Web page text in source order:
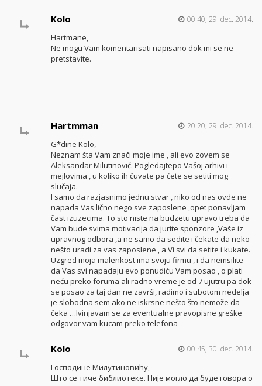
Kolo 00:40, 29. dec. 2014.
Hartmane,
Ne mogu Vam komentarisati napisano dok mi se ne
pretstavite.
Hartmman 20:20, 29. dec. 2014.
G*dine Kolo,
Neznam šta Vam znači moje ime , ali evo zovem se
Aleksandar Milutinović. Pogledajtepo Vašoj arhivi i
mejlovima , u koliko ih čuvate pa ćete se setiti mog
slučaja.
I samo da razjasnimo jednu stvar , niko od nas ovde ne
napada Vas lično nego sve zaposlene ,opet ponavljam
čast izuzecima. To sto niste na budzetu upravo treba da
Vam bude svima motivacija da jurite sponzore ,Vaše iz
upravnog odbora ,a ne samo da sedite i čekate da neko
nešto uradi za vas zaposlene , a Vi svi da setite i kukate.
Uzgred moja malenkost ima svoju firmu , i da nemsilite
da Vas svi napadaju evo ponudiću Vam posao , o plati
neću preko foruma ali radno vreme je od 7 ujutru pa dok
se posao za taj dan ne završi, radimo i subotom nedelja
je slobodna sem ako ne iskrsne nešto što nemože da
čeka …Ivinjavam se za eventualne pravopisne greške
odgovor vam kucam preko telefona
Kolo 00:45, 30. dec. 2014.
Господине Милутиновићу,
Што се тиче библиотеке. Није могло да буде говора о